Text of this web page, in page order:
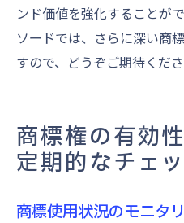
ンド価値を強化することが
ソードでは、さらに深い商
すので、どうぞご期待くださ
商標権の有効
定期的なチェ
商標使用状況のモニタ